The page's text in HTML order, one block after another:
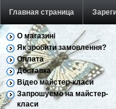
Главная страница
Обратная связь
О магазині
Як зробити замовлення?
Оплата
Доставка
Відео майстер-класи
Запрошуємо на майстер-
класи